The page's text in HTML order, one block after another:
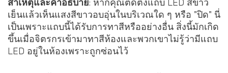
สาเหตุและคำอธิบาย: หากคุณติดตั้งแถบ LED สีขาว
เย็นแล้วเห็นแสงสีขาวอบอุ่นในบริเวณใด ๆ หรือ "ปิด" นี่
เป็นเพราะแถบนี้ได้รับการทาสีหรืออย่างอื่น สิ่งนี้มักเกิด
ขึ้นเมื่อจิตรกรเข้ามาทาสีห้องและพวกเขาไม่รู้ว่ามีแถบ
LED อยู่ในห้องเพราะถูกซ่อนไว้